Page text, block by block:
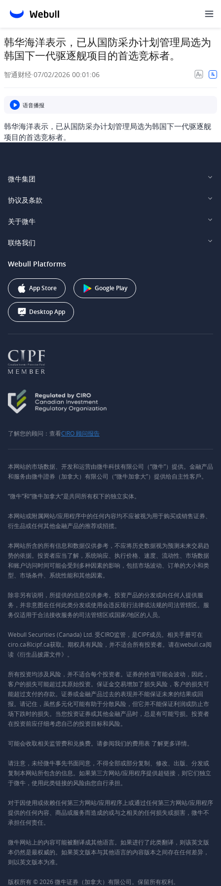
韩华海洋表示，已从国防采办计划管理局选为
韩国下一代驱逐舰项目的首选竞标者。
智通财经·07/02/2026 00:01:06
语音播报
韩华海洋表示，已从国防采办计划管理局选为韩国下一代驱逐舰
项目的首选竞标者。
微牛集团
Webull Financial LLC (US)
Webull Securities South Africa (Pty) Ltd.
Webull Securities (Australia) Pty. Ltd.
Webull Corporation
协议及条款
Legal and Disclosures
关于微牛
投资者关系
联络我们
support@webull.ca
+1 (888) 228-0958
Webull Platforms
App Store Google Play
Desktop App
了解您的顾问：查看CIRO 顾问报告
本网站的市场数据、开发和运营由微牛科技有限公司（“微牛”）提供。金融产品
和服务由微牛證券（加拿大）有限公司（“微牛加拿大”）提供给自主性客戶。
“微牛”和“微牛加拿大”是共同所有权下的独立实体。
本网站或附属网站/应用程序中的任何内容均不应被视为用于购买或销售证券、
衍生品或任何其他金融产品的推荐或招揽。
本网站所含的所有信息和数据仅供参考，不应将历史数据视为预测未来交易趋
势的依据。投资者应当了解，系统响应、执行价格、速度、流动性、市场数据
和账户访问时间可能会受到多种因素的影响，包括市场波动、订单的大小和类
型、市场条件、系统性能和其他因素。
除非另有说明，所提供的信息仅供参考。投资产品的分发或向任何人提供服
务，并非意图在任何此类分发或使用会违反现行法律或法规的司法管辖区。服
务仅适用于合法接收服务的司法管辖区或国家/地区的人员。
Webull Securities (Canada) Ltd. 受CIRO监管，是CIPF成员。相关手册可在
ciro.ca和cipf.ca获取。期权具有风险，并不适合所有投资者。请在webull.ca阅
读《衍生品披露文件》。
所有投资均涉及风险，并不适合每个投资者。证券的价值可能会波动，因此，
客户的损失可能超过其原始投资。保证金交易增加了损失风险，客户的损失可
能超过支付的存款。证券或金融产品过去的表现并不能保证未来的结果或回
报。请记住，虽然多元化可能有助于分散风险，但它并不能保证利润或防止市
场下跌时的损失。当您投资证券或其他金融产品时，总是有可能亏损。投资者
在投资前应仔细考虑自己的投资目标和风险。
可能会收取相关监管费和兑换费。请参阅我们的费用表 了解更多详情。
请注意，未经微牛事先书面同意，不得全部或部分复制、修改、出版、分发或
复制本网站所包含的信息。如果第三方网站/应用程序提供超链接，则它们独立
于微牛，使用此类链接的风险由您自行承担。
对于因使用或依赖任何第三方网站/应用程序上或通过任何第三方网站/应用程序
提供的任何内容、商品或服务而造成的或与之相关的任何损失或损害，微牛不
承担任何责任。
微牛网站上的内容可能被翻译成其他语言。如果进行了此类翻译，则该英文版
本仍然是最权威的。如果英文版本与其他语言的内容版本之间存在任何差异，
则以英文版本为准。
版权所有 © 2026 微牛证券（加拿大）有限公司。保留所有权利。